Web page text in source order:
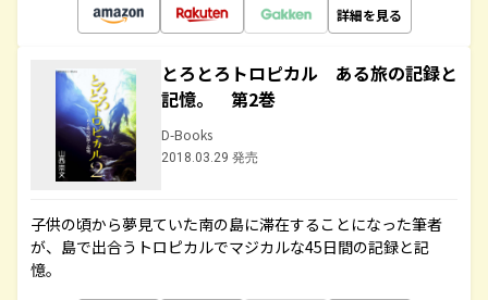
詳細を見る
とろとろトロピカル ある旅の記録と
記憶。 第2巻
D-Books
2018.03.29 発売
子供の頃から夢見ていた南の島に滞在することになった筆者
が、島で出合うトロピカルでマジカルな45日間の記録と記
憶。